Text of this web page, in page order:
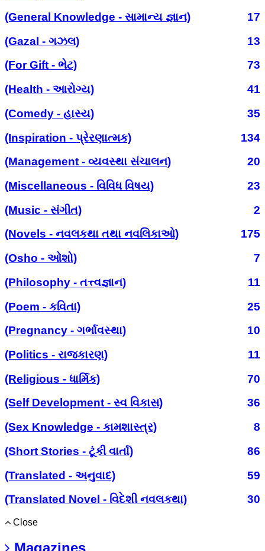
(General Knowledge - સામાન્ય જ્ઞાન)
17
(Gazal - ગઝલ)
13
(For Gift - ભેટ)
73
(Health - આરોગ્ય)
41
(Comedy - હાસ્ય)
35
(Inspiration - પ્રેરણાત્મક)
134
(Management - વ્યવસ્થા સંચાલન)
20
(Miscellaneous - વિવિધ વિષય)
23
(Music - સંગીત)
2
(Novels - નવલકથા તથા નવલિકાઓ)
175
(Osho - ઓશો)
7
(Philosophy - તત્ત્વજ્ઞાન)
11
(Poem - કવિતા)
25
(Pregnancy - ગર્ભાવસ્થા)
10
(Politics - રાજકારણ)
11
(Religious - ધાર્મિક)
70
(Self Development - સ્વ વિકાસ)
36
(Sex Knowledge - કામશાસ્ત્ર)
8
(Short Stories - ટૂંકી વાર્તા)
86
(Translated - અનુવાદ)
59
(Translated Novel - વિદેશી નવલકથા)
30
Close
Magazines